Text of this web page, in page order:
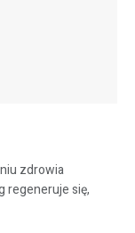
zdrowia
regeneruje się,